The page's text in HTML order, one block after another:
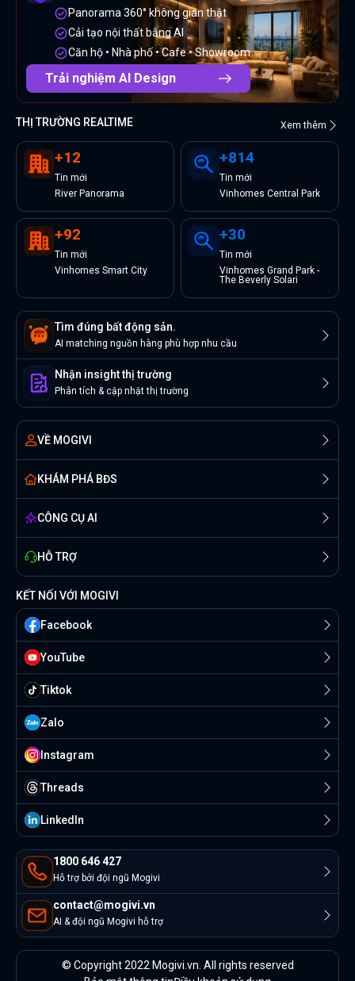
Panorama 360° không gian thật
Cải tạo nội thất bằng AI
Căn hộ • Nhà phố • Cafe • Showroom
Trải nghiệm AI Design
THỊ TRƯỜNG REALTIME Xem thêm
+12
Tin mới
River Panorama
+814
Tin mới
Vinhomes Central Park
+92
Tin mới
Vinhomes Smart City
+30
Tin mới
Vinhomes Grand Park -
The Beverly Solari
Tìm đúng bất động sản.
AI matching nguồn hàng phù hợp nhu cầu
Nhận insight thị trường
Phân tích & cập nhật thị trường
VỀ MOGIVI
KHÁM PHÁ BĐS
CÔNG CỤ AI
HỖ TRỢ
1800 646 427
Hỗ trợ bởi đội ngũ Mogivi
contact@mogivi.vn
AI & đội ngũ Mogivi hỗ trợ
KẾT NỐI VỚI MOGIVI
Facebook
YouTube
Tiktok
Zalo
Instagram
Threads
Linkedln
© Copyright 2022 Mogivi.vn. All rights reserved